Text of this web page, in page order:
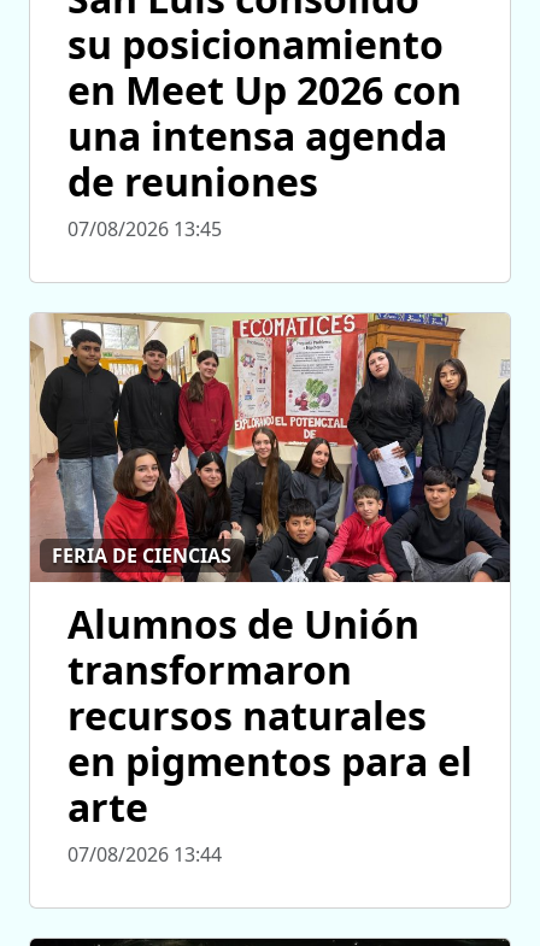
su posicionamiento
en Meet Up 2026 con
una intensa agenda
de reuniones
07/08/2026 13:45
FERIA DE CIENCIAS
Alumnos de Unión
transformaron
recursos naturales
en pigmentos para el
arte
07/08/2026 13:44